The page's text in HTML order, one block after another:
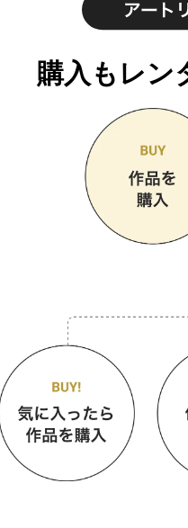
購入もレン